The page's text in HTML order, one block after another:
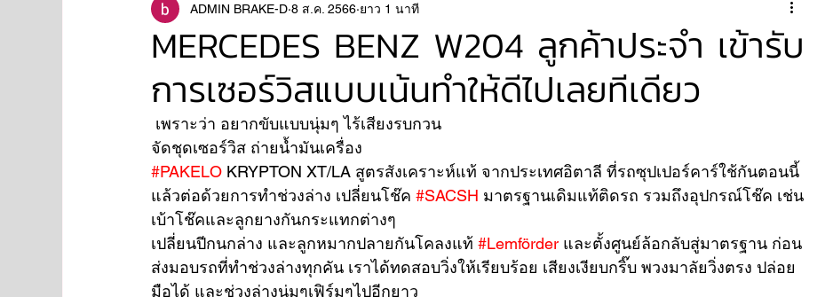
BENTLEY LEXUS ยางรถยนต์ AUDI MASERATI
MAHLE MAZDA TOYOTA HONDA VOLKSWAGEN JEEP
FORD JAGUAR RANGE ROVER
Aston Martin
MERCEDES BENZ W204 ลูกค้าประจำ เข้ารับ
การเซอร์วิสแบบเน้นทำให้ดีไปเลยทีเดียว
ADMIN BRAKE-D 8 ส.ค. 2566 ยาว 1 นาที
เพราะว่า อยากขับแบบนุ่มๆ ไร้เสียงรบกวน
จัดชุดเซอร์วิส ถ่ายน้ำมันเครื่อง
#PAKELO KRYPTON XT/LA สูตรสังเคราะห์แท้ จากประเทศอิตาลี ที่รถซุปเปอร์คาร์ใช้กันตอนนี้
แล้วต่อด้วยการทำช่วงล่าง เปลี่ยนโช๊ค #SACSH มาตรฐานเดิมแท้ติดรถ รวมถึงอุปกรณ์โช๊ค เช่น
เบ้าโช๊คและลูกยางกันกระแทกต่างๆ
เปลี่ยนปีกนกล่าง และลูกหมากปลายกันโคลงแท้ #Lemförder และตั้งศูนย์ล้อกลับสู่มาตรฐาน ก่อน
ส่งมอบรถที่ทำช่วงล่างทุกคัน เราได้ทดสอบวิ่งให้เรียบร้อย เสียงเงียบกริ๊บ พวงมาลัยวิ่งตรง ปล่อย
มือได้ และช่วงล่างนุ่มๆเฟิร์มๆไปอีกยาว